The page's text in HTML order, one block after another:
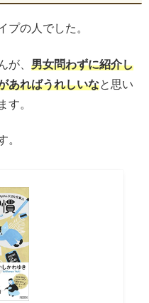
プの人でした。
が、 男女問わずに紹介し
あればうれしいなと思い
す。
。